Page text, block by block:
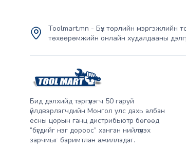
Toolmart.mn - Бүх төрлийн мэргэжлийн
төхөөрөмжийн онлайн худалдааны
Бид дэлхийд тэргүүлэгч 50 гаруй
үйлдвэрлэгчдийн Монгол улс дахь албан
ёсны цорын ганц дистрибьютр бөгөөд
“бүгдийг нэг дороос” ханган нийлүүлэх
зарчмыг баримтлан ажилладаг.